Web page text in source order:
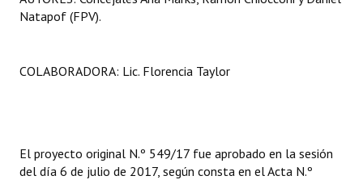
Natapof (FPV).
COLABORADORA: Lic. Florencia Taylor
El proyecto original N.º 549/17 fue aprobado en la sesión
del día 6 de julio de 2017, según consta en el Acta N.º